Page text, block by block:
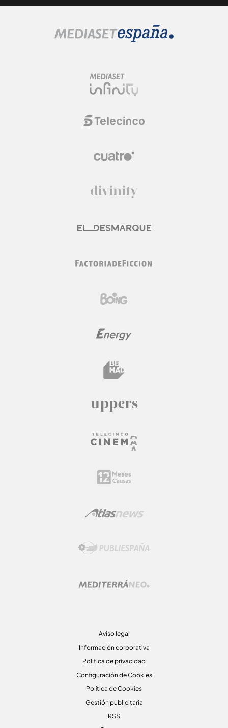
Aviso legal
Información corporativa
Politica de privacidad
Configuración de Cookies
Política de Cookies
Gestión publicitaria
RSS